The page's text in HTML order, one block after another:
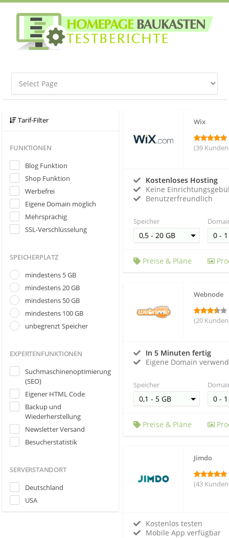
Tarif-Filter
FUNKTIONEN
Blog Funktion
Shop Funktion
Werbefrei
Eigene Domain möglich
Mehrsprachig
SSL-Verschlüsselung
SPEICHERPLATZ
mindestens 5 GB
mindestens 20 GB
mindestens 50 GB
mindestens 100 GB
unbegrenzt Speicher
EXPERTENFUNKTIONEN
Suchmaschinenoptimierung
(SEO)
Eigener HTML Code
Backup und
Wiederherstellung
Newsletter Versand
Besucherstatistik
SERVERSTANDORT
Deutschland
USA
Wix
(39
Kostenloses Hosting
Keine
Benutzerfreundlich
Speicher
Preise & Pläne
Webnode
(20
In 5 Minuten fertig
Eigene Domain
Speicher
Preise & Pläne
Jimdo
(43
Kostenlos testen
Mobile App verfügbar